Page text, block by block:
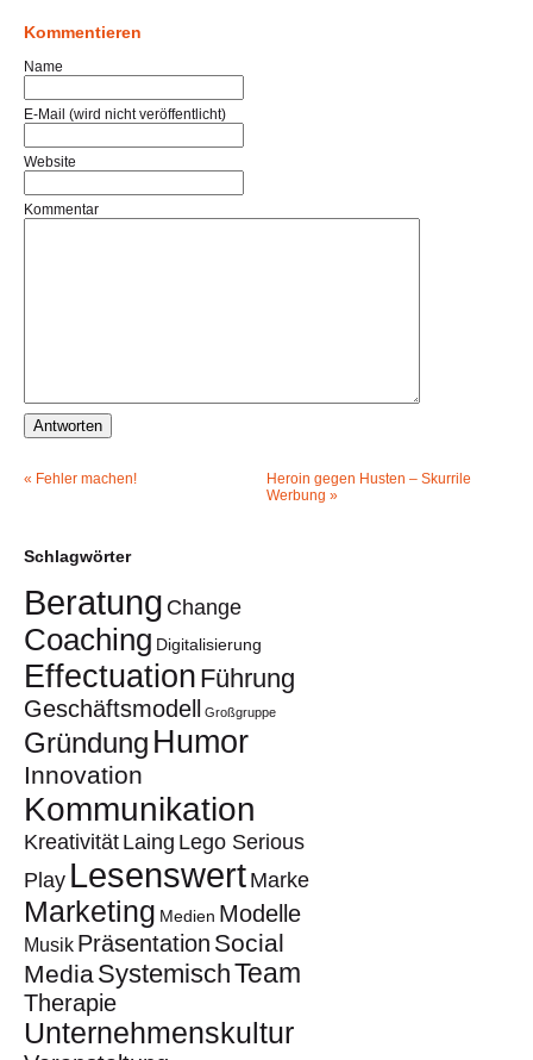
Kommentieren
Name
E-Mail (wird nicht veröffentlicht)
Website
Kommentar
Heroin gegen Husten – Skurrile
Werbung »
« Fehler machen!
Schlagwörter
Beratung Change
Coaching Digitalisierung
Effectuation Führung
Geschäftsmodell Großgruppe
Gründung Humor
Innovation
Kommunikation
KreativitätLaing Lego Serious
Play LesenswertMarke
Marketing Medien Modelle
Musik Präsentation Social
MediaSystemischTeam
Therapie
Unternehmenskultur